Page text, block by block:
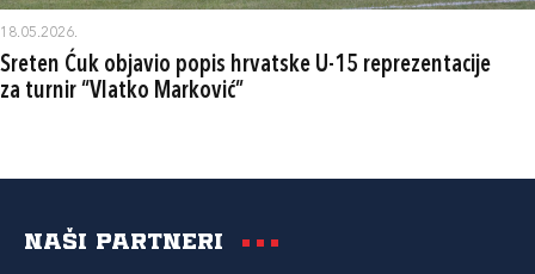
18.05.2026.
Sreten Ćuk objavio popis hrvatske U-15 reprezentacije
za turnir “Vlatko Marković”
Naši partneri